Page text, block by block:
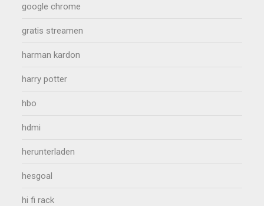
google chrome
gratis streamen
harman kardon
harry potter
hbo
hdmi
herunterladen
hesgoal
hi fi rack